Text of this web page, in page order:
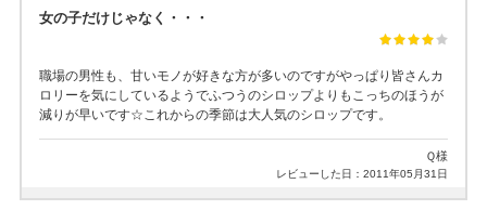
女の子だけじゃなく・・・
職場の男性も、甘いモノが好きな方が多いのですがやっぱり皆さんカ
ロリーを気にしているようでふつうのシロップよりもこっちのほうが
減りが早いです☆これからの季節は大人気のシロップです。
Ｑ様
レビューした日：2011年05月31日